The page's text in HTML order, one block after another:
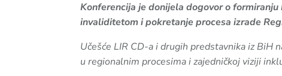
Konferencija je donijela dogovor o
invaliditetom i pokretanje procesa izrade
Učešće LIR CD-a i drugih predstavnika iz
u regionalnim procesima i zajedničkoj viziji